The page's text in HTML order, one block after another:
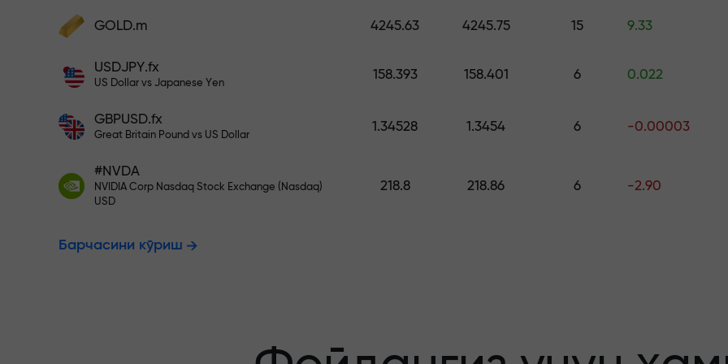
Ҳисобни тўлдиринг ва
бонус олинг. X1000 хато эмас. Депозит
қанча катта бўлса, мультипликатор
Ҳисобингизни $333 билан тўлдиринг — $1,500 гача қийматдаги
Рисксиз савдо қилинг —
фойдангиз кафолатланади
X1000 гача бонус —
GOLD.m 4245.63 4245.75 15 9.33
USDJPY.fx
US Dollar vs Japanese Yen
158.393 158.401 6 0.022
GBPUSD.fx
Great Britain Pound vs US Dollar
1.34528 1.3454 6 -0.00003
#NVDA
NVIDIA Corp Nasdaq Stock Exchange (Nasdaq)
USD
218.8 218.86 6 -2.90
Барчасини кўриш